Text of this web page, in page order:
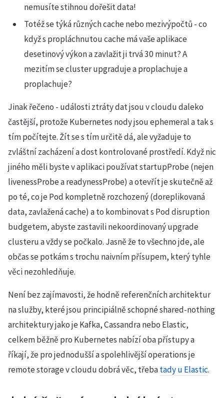
nemusíte stihnou dořešit data!
Totéž se týká různých cache nebo mezivýpočtů - co
když s propláchnutou cache má vaše aplikace
desetinový výkon a zavlažit ji trvá 30 minut? A
mezitím se cluster upgraduje a proplachuje a
proplachuje?
Jinak řečeno - události ztráty dat jsou v cloudu daleko
častější, protože Kubernetes nody jsou ephemeral a tak s
tím počítejte. Žít se s tím určitě dá, ale vyžaduje to
zvláštní zacházení a dost kontrolované prostředí. Když nic
jiného měli byste v aplikaci používat startupProbe (nejen
livenessProbe a readynessProbe) a otevřít je skutečně až
po té, co je Pod kompletně rozchozený (doreplikovaná
data, zavlažená cache) a to kombinovat s Pod disruption
budgetem, abyste zastavili nekoordinovaný upgrade
clusteru a vždy se počkalo. Jasně že to všechno jde, ale
občas se potkám s trochu naivním přísupem, který tyhle
věci nezohledňuje.
Není bez zajímavosti, že hodně referenčních architektur
na služby, které jsou principiálně schopné shared-nothing
architektury jako je Kafka, Cassandra nebo Elastic,
celkem běžně pro Kubernetes nabízí oba přístupy a
říkají, že pro jednodušší a spolehlivější operations je
remote storage v cloudu dobrá věc, třebatady u Elastic.